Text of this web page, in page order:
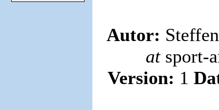
Autor:
atsport-
Version: 1